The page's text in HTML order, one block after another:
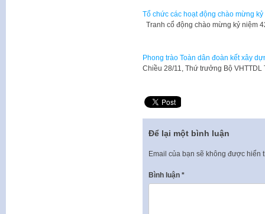
Tổ chức các hoạt động chào mừng
Tranh cổ động chào mừng kỷ niệm
Phong trào Toàn dân đoàn kết xây
Chiều 28/11, Thứ trưởng Bộ
Để lại một bình luận
Email của bạn sẽ không được hiển
Bình luận *